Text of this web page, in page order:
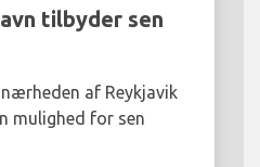
tilbyder sen
af Reykjavik
mulighed for sen